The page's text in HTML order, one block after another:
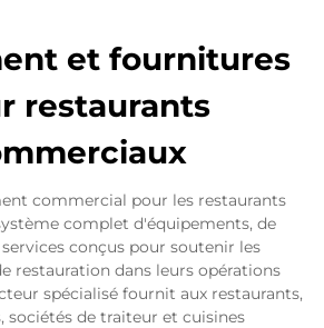
et fournitures
restaurants
commercial pour les restaurants
complet d'équipements, de
conçus pour soutenir les
restauration dans leurs opérations
spécialisé fournit aux restaurants,
sociétés de traiteur et cuisines